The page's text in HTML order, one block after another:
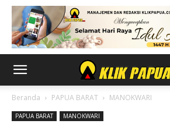
Beranda PAPUA BARAT MANOKWARI
PAPUA BARAT MANOKWARI